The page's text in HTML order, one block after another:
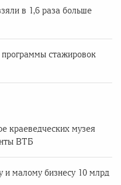
в 1,6 раза больше
стажировок
краеведческих музея
ВТБ
и малому бизнесу 10 млрд